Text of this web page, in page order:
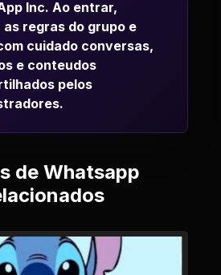
Inc. Ao entrar,
regras do grupo e
cuidado conversas,
e conteudos
pelos
de Whatsapp